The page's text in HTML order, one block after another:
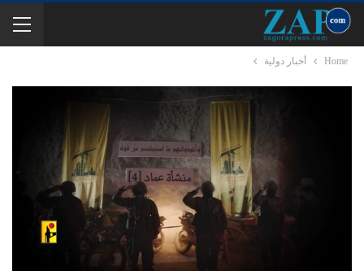
Home أخبار دولية